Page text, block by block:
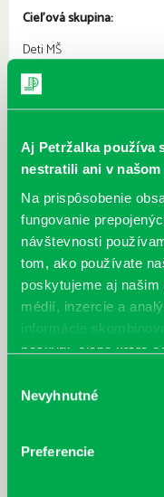
Aj Petržalka používa
nestratili ani v našom
Na prispôsobenie
fungovanie
návštevnosti
tom, ako používate
poskytujeme aj
médií, inzercie a
informácie
poskytli, alebo ktoré
súhlasu
Nevyhnutné
Preferencie
Cieľová skupina:
Deti MŠ
Trvanie:
40min.
Najbližšie
Čítame
ponuke
Každý deň
Máme skvelé správy
Odteraz si môžete v
papierové knihy a e-
DNES
Výdajný
Výdajný box na
vchode do